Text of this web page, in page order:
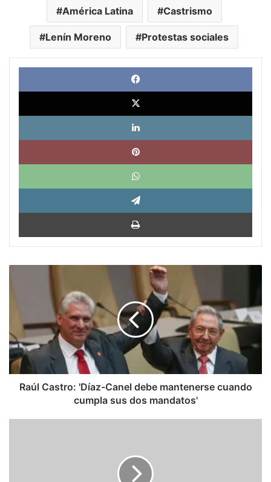
América Latina Castrismo
Lenín Moreno Protestas sociales
X
debe
mantenerse
cuando
cumpla
sus
dosRaúl Castro: 'Díaz-Canel debe mantenerse cuando
cumpla sus dos mandatos'